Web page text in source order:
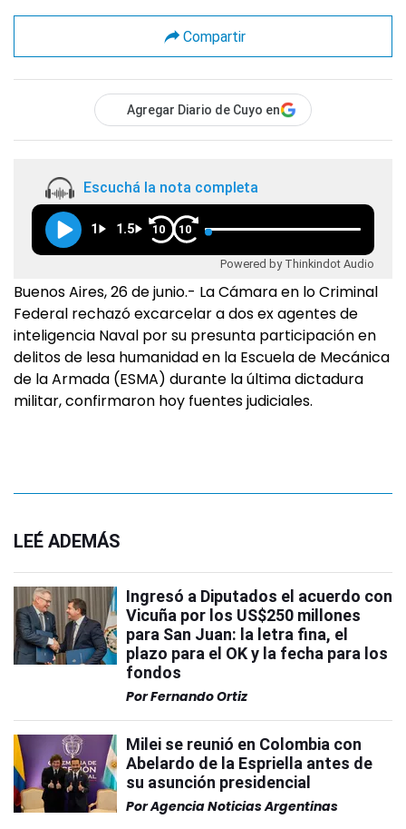
Compartir
Agregar Diario de Cuyo en
Escuchá la nota completa
1 1.5 10 10
Powered by Thinkindot Audio
Buenos Aires, 26 de junio.- La Cámara en lo Criminal
Federal rechazó excarcelar a dos ex agentes de
inteligencia Naval por su presunta participación en
delitos de lesa humanidad en la Escuela de Mecánica
de la Armada (ESMA) durante la última dictadura
militar, confirmaron hoy fuentes judiciales.
LEÉ ADEMÁS
Ingresó a Diputados el acuerdo con
Vicuña por los US$250 millones
para San Juan: la letra fina, el
plazo para el OK y la fecha para los
fondos
PorFernando Ortiz
Milei se reunió en Colombia con
Abelardo de la Espriella antes de
su asunción presidencial
PorAgencia Noticias Argentinas